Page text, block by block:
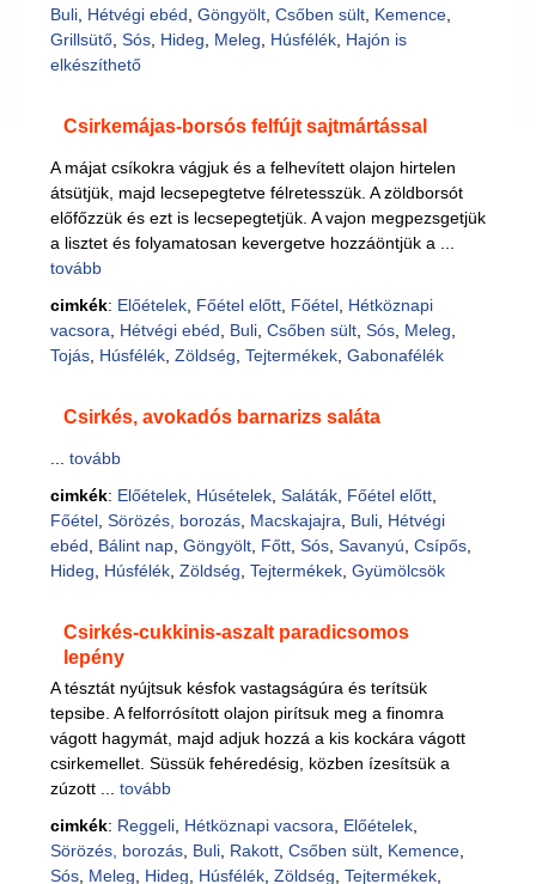
Buli, Hétvégi ebéd Göngyölt, Csőben sült, Kemence,
Grillsütő, Sós, Hideg Meleg Húsfélék, Hajón is
elkészíthető
Csirkemájas-borsós felfújt sajtmártással
A májat csíkokra vágjuk és a felhevített olajon hirtelen
átsütjük, majd lecsepegtetve félretesszük. A zöldborsót
előfőzzük és ezt is lecsepegtetjük. A vajon megpezsgetjük
a lisztet és folyamatosan kevergetve hozzáöntjük a ...
tovább
cimkék: Előételek, Főétel előtt, Főétel, Hétköznapi
vacsora
Hétvégi ebéd Buli, Csőben sült, Sós, Meleg
Tojás, Húsfélék, Zöldség Tejtermékek, Gabonafélék
Csirkés, avokadós barnarizs saláta
tovább
cimkék: Előételek, Húsételek, Saláták, Főétel előtt,
Főétel, Sörözés, borozás, Macskajajra Buli, Hétvégi
ebéd
Bálint nap, Göngyölt, Főtt, Sós, Savanyú Csípős,
Hideg
Húsfélék, Zöldség Tejtermékek, Gyümölcsök
Csirkés-cukkinis-aszalt paradicsomos
lepény
A tésztát nyújtsuk késfok vastagságúra és terítsük
tepsibe. A felforrósított olajon pirítsuk meg a finomra
vágott hagymát, majd adjuk hozzá a kis kockára vágott
csirkemellet. Süssük fehéredésig, közben ízesítsük a
zúzott ... tovább
cimkék: Reggeli, Hétköznapi vacsora Előételek,
Sörözés, borozás, Buli, Rakott, Csőben sült, Kemence,
Sós, Meleg Hideg Húsfélék, Zöldség Tejtermékek,